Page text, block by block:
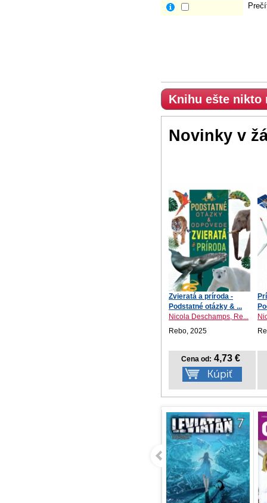
Knihu ešte nikto
Novinky v
Zvieratá a príroda -
Podstatné otázky & ...
Nicola Deschamps, Re...
Rebo, 2025
Cena od: 4,73 €